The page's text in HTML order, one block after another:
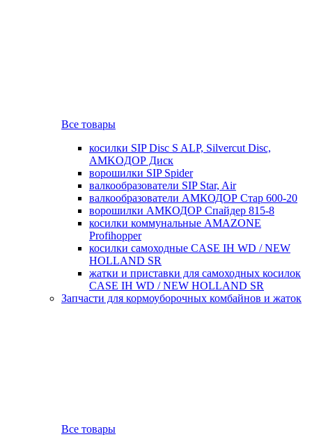
Все товары
косилки SIP Disc S ALP, Silvercut Disc,
AMKOДОР Диск
ворошилки SIP Spider
валкообразователи SIP Star, Air
валкообразователи АМКОДОР Стар 600-20
ворошилки АМКОДОР Спайдер 815-8
косилки коммунальные AMAZONE
Profihopper
косилки самоходные CASE IH WD / NEW
HOLLAND SR
жатки и приставки для самоходных косилок
CASE IH WD / NEW HOLLAND SR
Запчасти для кормоуборочных комбайнов и жаток
Все товары